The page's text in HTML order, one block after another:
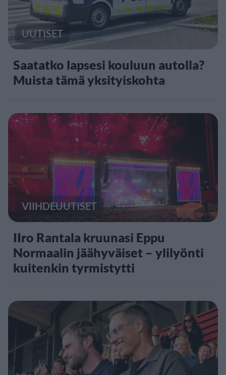
UUTISET
Saatatko lapsesi kouluun autolla?
Muista tämä yksityiskohta
VIIHDEUUTISET
IIro Rantala kruunasi Eppu
Normaalin jäähyväiset – ylilyönti
kuitenkin tyrmistytti